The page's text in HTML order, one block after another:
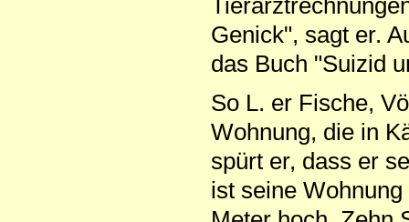
Genick", sagt er.
das Buch "Suizid
So L. er Fische,
Wohnung, die in
spürt er, dass er
ist seine